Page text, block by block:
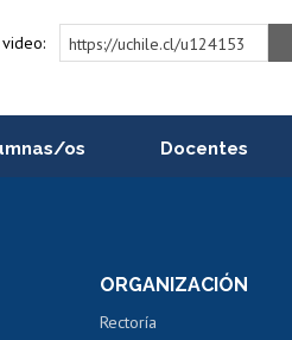
https://uchile.cl/u124153
os Docentes
Perfeccionamiento
ORGANIZACIÓN
Rectoría